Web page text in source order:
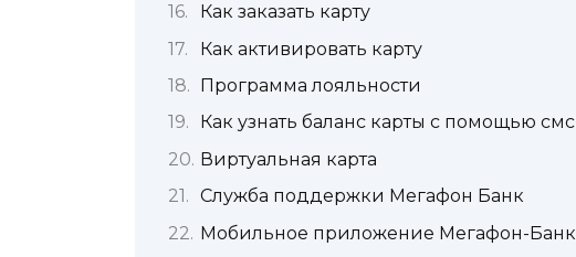
Как заказать карту
Как активировать карту
Программа лояльности
Как узнать баланс карты с помощью смс
Виртуальная карта
Служба поддержки Мегафон Банк
Мобильное приложение Мегафон-Банк